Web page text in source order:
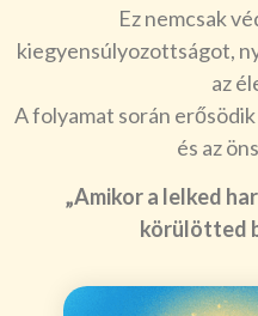
Ez nemcsak
kiegyensúlyozottságot,
az
A folyamat során
és az
„Amikor a lelked
körülötted